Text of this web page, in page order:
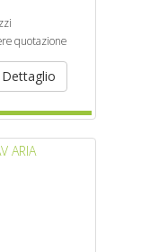
quotazione
Dettaglio